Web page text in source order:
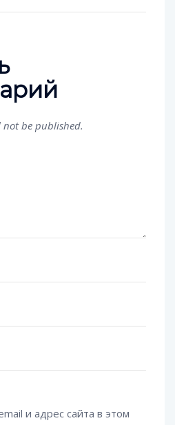
not be published.
и адрес сайта в этом